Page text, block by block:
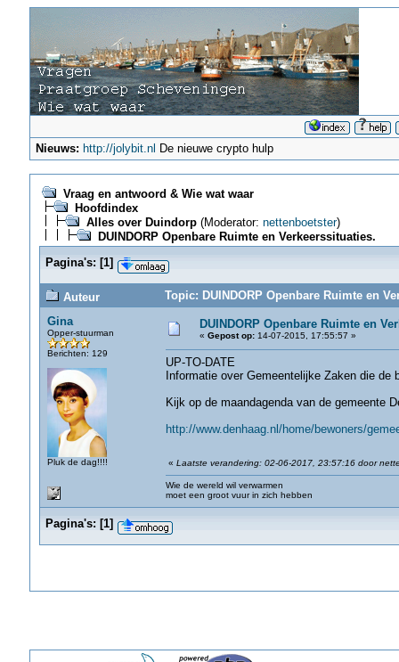
Nieuws: http://jolybit.nl De nieuwe crypto hulp
Vraag en antwoord & Wie wat waar
Hoofdindex
Alles over Duindorp(Moderator: nettenboetster)
DUINDORP Openbare Ruimte en Verkeerssituaties.
Pagina's: [1]
Auteur
Topic: DUINDORP Openbare Ruimte en
Gina
Opper-stuurman
Berichten: 129
Pluk de dag!!!!
DUINDORP Openbare Ruimte en
« Gepost op:14-07-2015, 17:55:57 »
UP-TO-DATE
Informatie over Gemeentelijke Zaken die
Kijk op de maandagenda van de gemeente
http://www.denhaag.nl/home/bewoners/
« Laatste verandering: 02-06-2017, 23:57:16 door
Wie de wereld wil verwarmen
moet een groot vuur in zich hebben
Pagina's: [1]